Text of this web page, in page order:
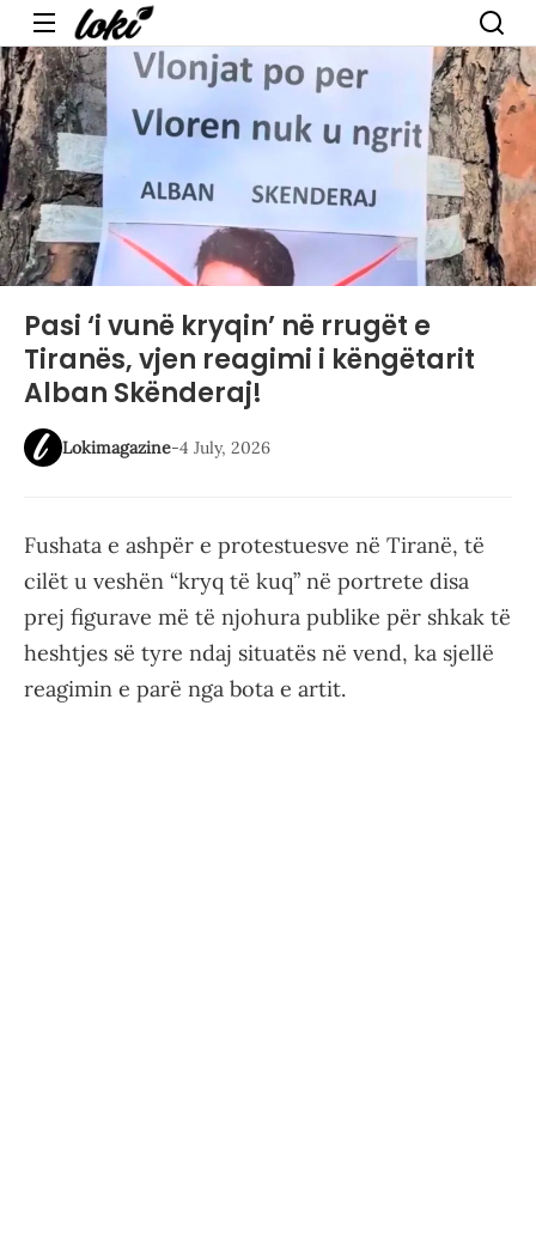
Menu
Pasi ‘i vunë kryqin’ në rrugët e
Tiranës, vjen reagimi i këngëtarit
Alban Skënderaj!
Lokimagazine-4 July, 2026
Fushata e ashpër e protestuesve në Tiranë, të
cilët u veshën “kryq të kuq” në portrete disa
prej figurave më të njohura publike për shkak të
heshtjes së tyre ndaj situatës në vend, ka sjellë
reagimin e parë nga bota e artit.